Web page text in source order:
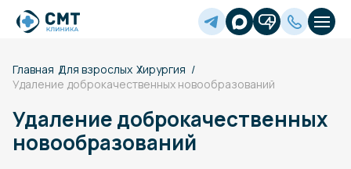
Главная Для взрослых Хирургия
Удаление доброкачественных новообразований
Удаление доброкачественных
новообразований